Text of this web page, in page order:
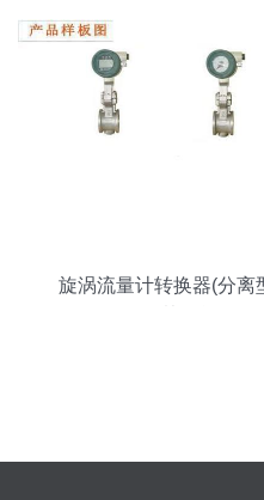
旋涡流量计转换器(分离